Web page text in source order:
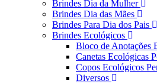
Brindes Dia da Mulher
Brindes Dia das Mães
Brindes Para Dia dos Pais
Brindes Ecológicos
Bloco de Anotações
Canetas Ecológicas
Copos Ecológicos
Diversos